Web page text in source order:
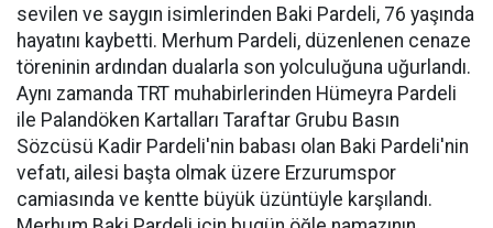
sevilen ve saygın isimlerinden Baki Pardeli, 76 yaşında
hayatını kaybetti. Merhum Pardeli, düzenlenen cenaze
töreninin ardından dualarla son yolculuğuna uğurlandı.
Aynı zamanda TRT muhabirlerinden Hümeyra Pardeli
ile Palandöken Kartalları Taraftar Grubu Basın
Sözcüsü Kadir Pardeli'nin babası olan Baki Pardeli'nin
vefatı, ailesi başta olmak üzere Erzurumspor
camiasında ve kentte büyük üzüntüyle karşılandı.